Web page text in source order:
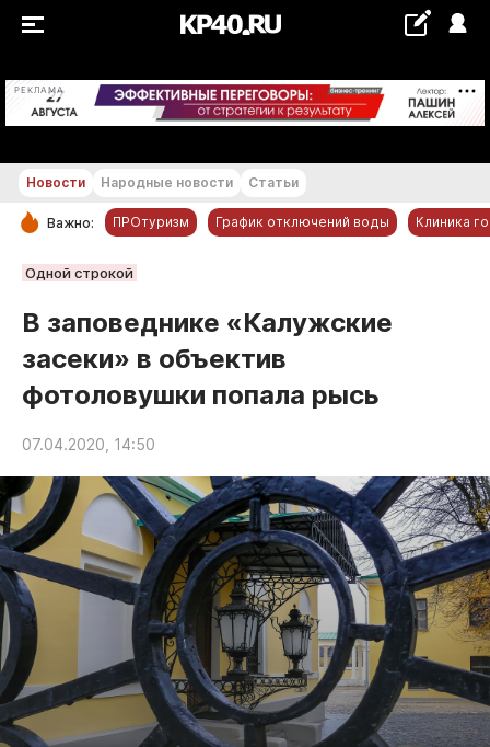
РЕКЛАМА +22...+23 °С
РУБРИКИ
Новости компаний
Статьи
Народные новости
Авто и транспорт
Благоустройство
Криминал
Культура
Недвижимость и ЖКХ
Образование
Общество
Погода
Праздники
Происшествия
Новости Народные новости Статьи
Важно: ПРОтуризм График отключений воды Клиника
Одной строкой
В заповеднике «Калужские
засеки» в объектив
фотоловушки попала рысь
07.04.2020, 14:50